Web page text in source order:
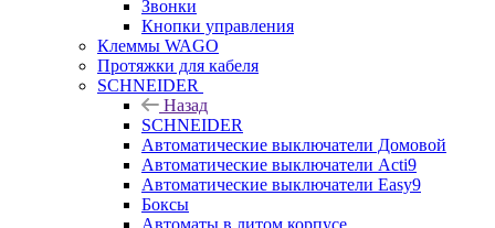
Звонки
Кнопки управления
Клеммы WAGO
Протяжки для кабеля
SCHNEIDER
Назад
SCHNEIDER
Автоматические выключатели Домовой
Автоматические выключатели Acti9
Автоматические выключатели Easy9
Боксы
Автоматы в литом корпусе